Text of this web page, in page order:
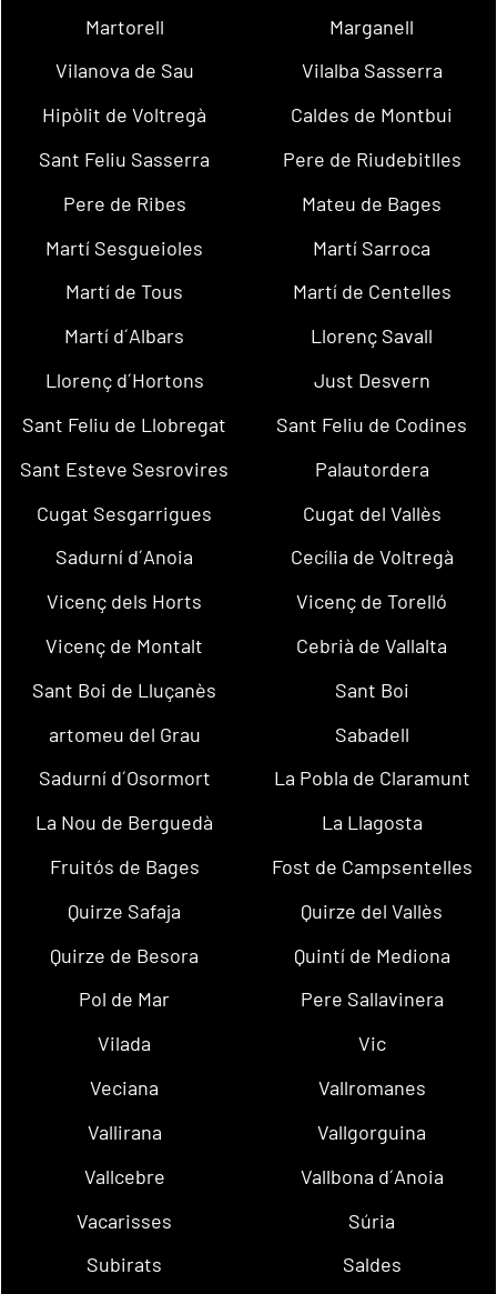
Martorell
Marganell
Vilanova de Sau
Vilalba Sasserra
Hipòlit de Voltregà
Caldes de Montbui
Sant Feliu Sasserra
Pere de Riudebitlles
Pere de Ribes
Mateu de Bages
Martí Sesgueioles
Martí Sarroca
Martí de Tous
Martí de Centelles
Martí d´Albars
Llorenç Savall
Llorenç d´Hortons
Just Desvern
Sant Feliu de Llobregat
Sant Feliu de Codines
Sant Esteve Sesrovires
Palautordera
Cugat Sesgarrigues
Cugat del Vallès
Sadurní d´Anoia
Cecília de Voltregà
Vicenç dels Horts
Vicenç de Torelló
Vicenç de Montalt
Cebrià de Vallalta
Sant Boi de Lluçanès
Sant Boi
artomeu del Grau
Sabadell
Sadurní d´Osormort
La Pobla de Claramunt
La Nou de Berguedà
La Llagosta
Fruitós de Bages
Fost de Campsentelles
Quirze Safaja
Quirze del Vallès
Quirze de Besora
Quintí de Mediona
Pol de Mar
Pere Sallavinera
Vilada
Vic
Veciana
Vallromanes
Vallirana
Vallgorguina
Vallcebre
Vallbona d´Anoia
Vacarisses
Súria
Subirats
Saldes